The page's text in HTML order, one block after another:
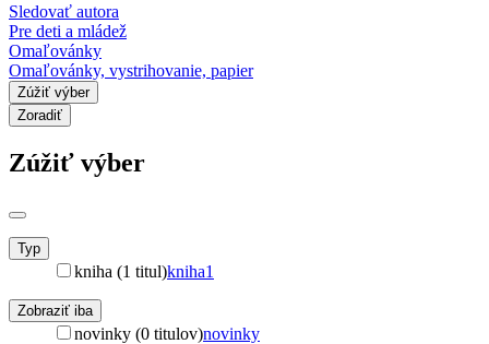
Sledovať autora
Pre deti a mládež
Omaľovánky
Omaľovánky, vystrihovanie, papier
Zúžiť výber
Zoradiť
Zúžiť výber
Typ
kniha (1 titul)kniha1
Zobraziť iba
novinky (0 titulov)novinky